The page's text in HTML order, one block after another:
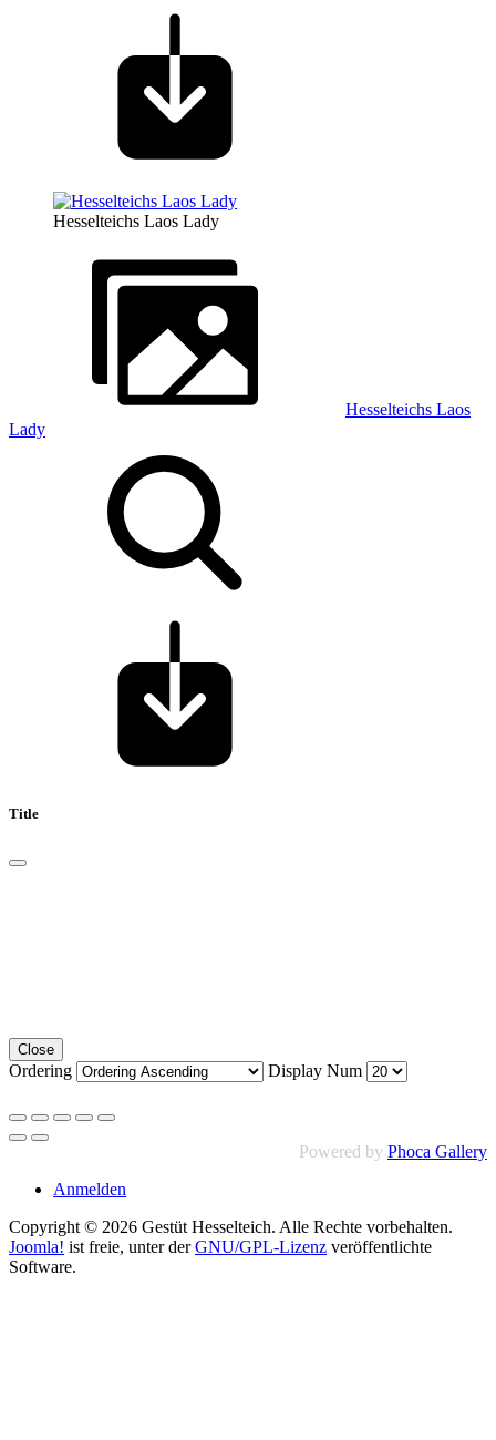
Hesselteichs Laos Lady
Hesselteichs Laos
Lady
Title
Close
Ordering Display Num
Powered by Phoca Gallery
Anmelden
Copyright © 2026 Gestüt Hesselteich. Alle Rechte vorbehalten.
Joomla! ist freie, unter derGNU/GPL-Lizenz veröffentlichte
Software.